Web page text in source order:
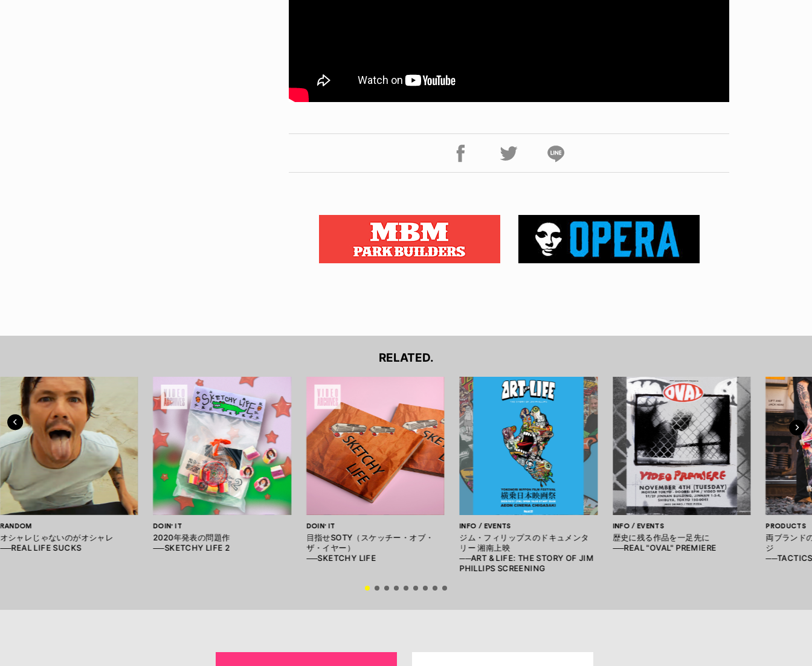
RELATED.
RANDOM
オシャレじゃないのがオシャレ
──REAL LIFE SUCKS
DOIN' IT
2020年発表の問題作
──SKETCHY LIFE 2
DOIN' IT
目指せSOTY（スケッチー・オブ・
ザ・イヤー）
──SKETCHY LIFE
INFO / EVENTS
ジム・フィリップスのドキュメンタ
リー 湘南上映
──ART & LIFE: THE STORY OF JIM
PHILLIPS SCREENING
INFO / EVENTS
歴史に残る作品を一足先に
──REAL "OVAL" PREMIERE
PRODUCTS
両ブランド
ジ